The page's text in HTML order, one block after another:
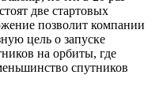
две стартовых
позволит компании
цель о запуске
на орбиты, где
спутников